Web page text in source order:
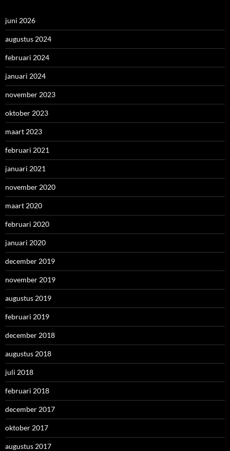
juni 2026
augustus 2024
februari 2024
januari 2024
november 2023
oktober 2023
maart 2023
februari 2021
januari 2021
november 2020
maart 2020
februari 2020
januari 2020
december 2019
november 2019
augustus 2019
februari 2019
december 2018
augustus 2018
juli 2018
februari 2018
december 2017
oktober 2017
augustus 2017